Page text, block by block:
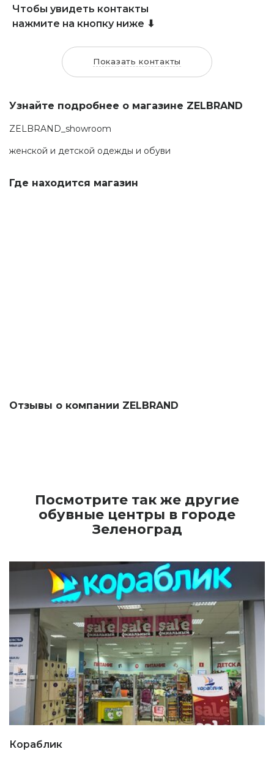
Чтобы увидеть контакты
нажмите на кнопку ниже ⬇
Показать контакты
Узнайте подробнее о магазине ZELBRAND
ZELBRAND_showroom
женской и детской одежды и обуви
Где находится магазин
Отзывы о компании ZELBRAND
Посмотрите так же другие
обувные центры в городе
Зеленоград
Кораблик